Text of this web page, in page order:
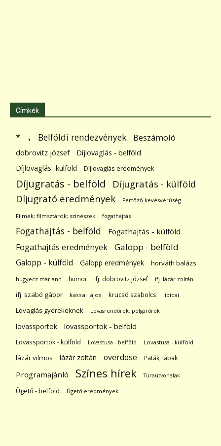
Címkék
* . Belföldi rendezvények Beszámoló
dobrovitz józsef
Díjlovaglás - belföld
Díjlovaglás- külföld
Díjlovaglás eredmények
Díjugratás - belföld Díjugratás - külföld
Díjugrató eredmények Fertőző kevésvérűség
Filmek; filmsztárok; színészek fogathajtás
Fogathajtás - belföld Fogathajtás - külföld
Fogathajtás eredmények Galopp - belföld
Galopp - külföld Galopp eredmények horváth balázs
hugyecz mariann humor ifj. dobrovitz józsef ifj. lázár zoltán
ifj. szabó gábor kassai lajos krucsó szabolcs lipicai
Lovaglás gyerekeknek Lovasrendőrök; polgárőrök
lovassportok lovassportok - belföld
Lovassportok - külföld Lovastusa - belföld Lovastusa - külföld
lázár vilmos lázár zoltán overdose Paták; lábak
Programajánló Színes hírek Túraútvonalak
Ügető - belföld Ügető eredmények